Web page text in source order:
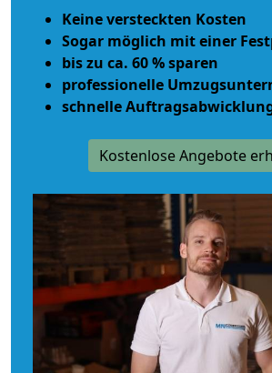
Keine versteckten Kosten
Sogar möglich mit einer
bis zu ca. 60 % sparen
professionelle
schnelle
Kostenlose Angebote